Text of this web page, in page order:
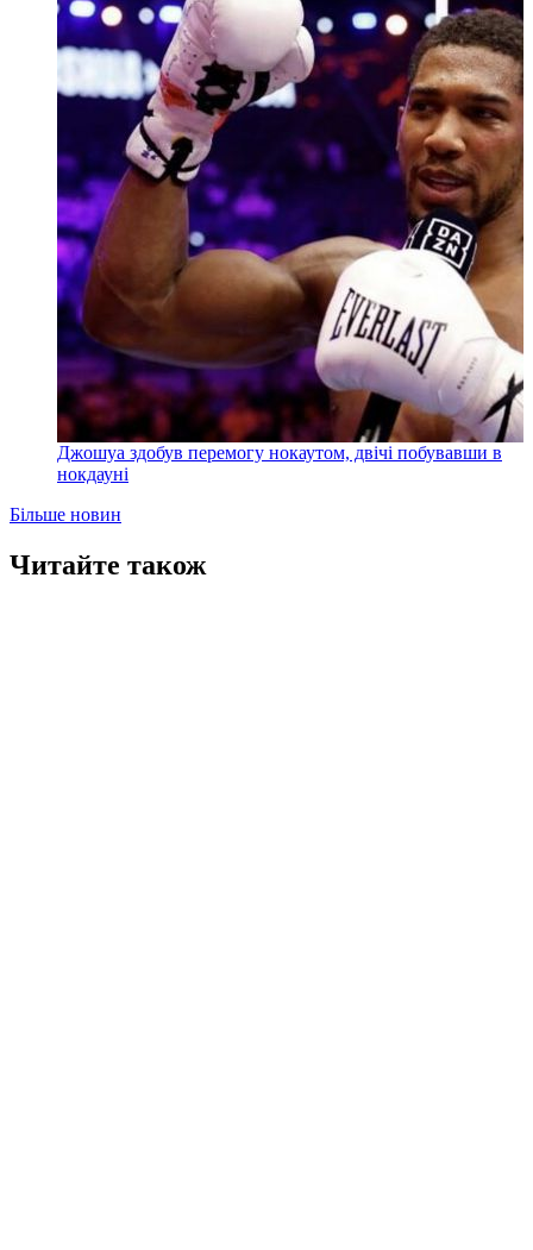
Джошуа здобув перемогу нокаутом, двічі побувавши в
нокдауні
Більше новин
Читайте також